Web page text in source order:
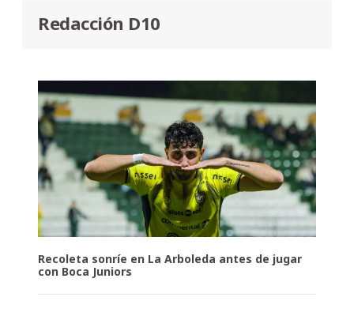
Redacción D10
Recoleta sonríe en La Arboleda antes de jugar
con Boca Juniors